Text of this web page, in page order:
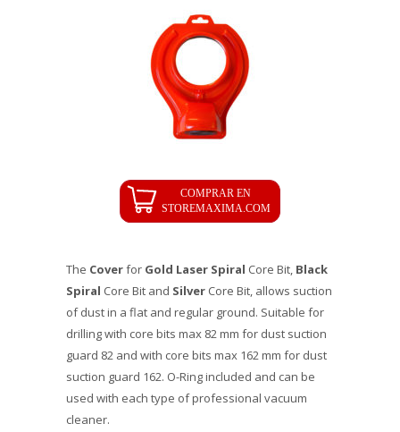
The Coverfor Gold Laser Spiral Core Bit, Black
Spiral Core Bit and Silver Core Bit, allows suction
of dust in a flat and regular ground. Suitable for
drilling with core bits max 82 mm for dust suction
guard 82 and with core bits max 162 mm for dust
suction guard 162. O-Ring included and can be
used with each type of professional vacuum
cleaner.